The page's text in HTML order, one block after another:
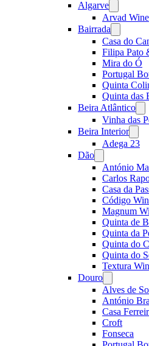
Algarve
menu
Arvad Wine
Bairrada
menu
Casa do
Filipa Pato
Mira do Ó
Portugal
Quinta
Quinta das
Beira Atlântico
Vinha das
Beira Interior
menu
Adega 23
Dão
menu
António
Carlos
Casa da
Código
Magnum
Quinta de
Quinta da
Quinta do
Quinta do
Textura
Douro
menu
Alves de
António
Casa
Croft
Fonseca